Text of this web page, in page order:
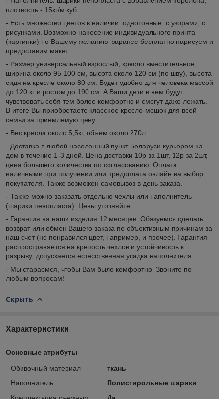
плотность - 15кг/м.куб.
- Есть множество цветов в наличии: однотонные, с узорами, с
рисунками. Возможно нанесение индивидуального принта
(картинки) по Вашему желанию, заранее бесплатно нарисуем и
предоставим макет.
- Размер универсальный взрослый, кресло вместительное,
ширина около 95-100 см, высота около 120 см (по шву), высота
сидя на кресле около 80 см. Будет удобно для человека массой
до 120 кг и ростом до 190 см. А Ваши дети в нем будут
чувствовать себя тем более комфортно и смогут даже лежать.
В итоге Вы приобретаете классное кресло-мешок для всей
семьи за приемлемую цену.
- Вес кресла около 5,5кг, объем около 270л.
- Доставка в любой населенный пункт Беларуси курьером на
дом в течение 1-3 дней. Цена доставки 10р за 1шт, 12р за 2шт,
цена большего количества по согласованию. Оплата
наличными при получении или предоплата онлайн на выбор
покупателя. Также возможен самовывоз в день заказа.
- Также можно заказать отдельно чехлы или наполнитель
(шарики пенопласта). Цены уточняйте.
- Гарантия на наши изделия 12 месяцев. Обязуемся сделать
возврат или обмен Вашего заказа по объективным причинам за
наш счет (не понравился цвет, например, и прочее). Гарантия
распространяется на крепость чехлов и устойчивость к
разрыву, допускается естесственная усадка наполнителя.
- Мы стараемся, чтобы Вам было комфортно! Звоните по
любым вопросам!
Скрыть
Характеристики
Основные атрибуты
Обивочный материал
ткань
Наполнитель
Полистирольные шарики
Комплектация съемным
Да